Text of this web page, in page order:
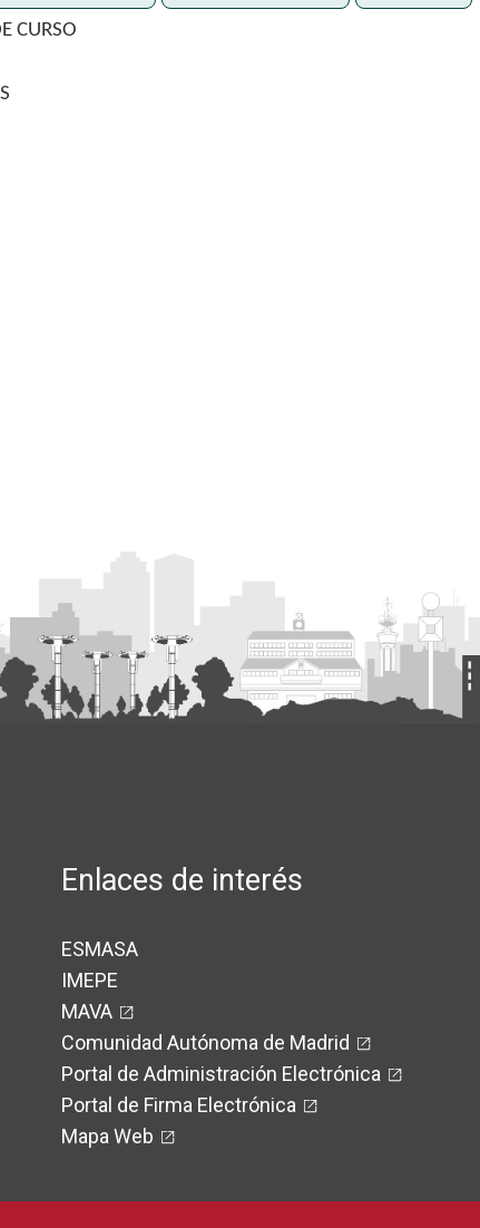
CURSO
Enlaces de interés
ESMASA
IMEPE
MAVA
Comunidad Autónoma de Madrid
Portal de Administración Electrónica
Portal de Firma Electrónica
Mapa Web